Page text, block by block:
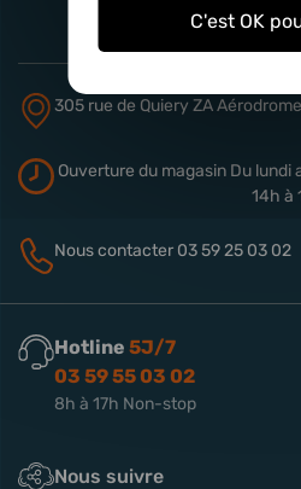
305 rue de Quiery ZA Aérodrome
Ouverture du magasinDu lundi
14h à
Nous contacter 03 59 25 03 02
Hotline 5J/7
03 59 55 03 02
8h à 17h Non-stop
Nous suivre
C'est OK